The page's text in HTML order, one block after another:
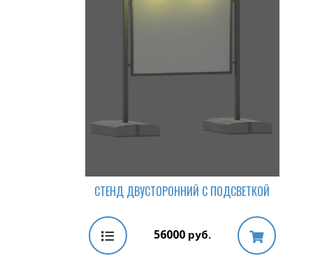
СТЕНД ДВУСТОРОННИЙ С ПОДСВЕТКОЙ
56000руб.